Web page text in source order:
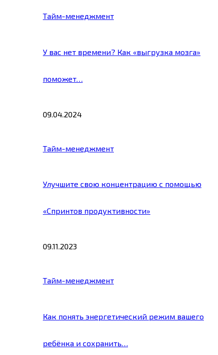
Тайм-менеджмент
У вас нет времени? Как «выгрузка мозга»
поможет…
09.04.2024
Тайм-менеджмент
Улучшите свою концентрацию с помощью
«Спринтов продуктивности»
09.11.2023
Тайм-менеджмент
Как понять энергетический режим вашего
ребёнка и сохранить…